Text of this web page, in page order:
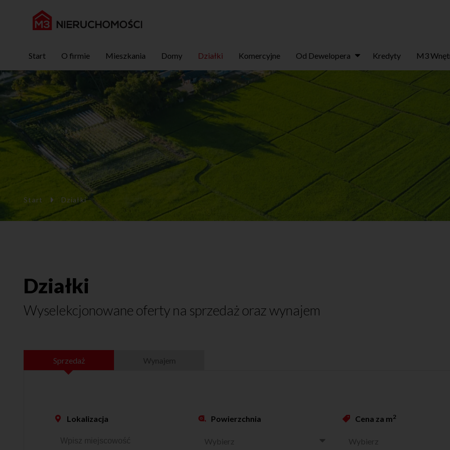
Start O firmie Mieszkania Domy Działki Komercyjne Od Dewelopera Kredyty M3
Start Działki
Działki
Wyselekcjonowane oferty na sprzedaż oraz wynajem
Sprzedaż Wynajem
Lokalizacja Powierzchnia
Wybierz
Cena za m2
Wybierz